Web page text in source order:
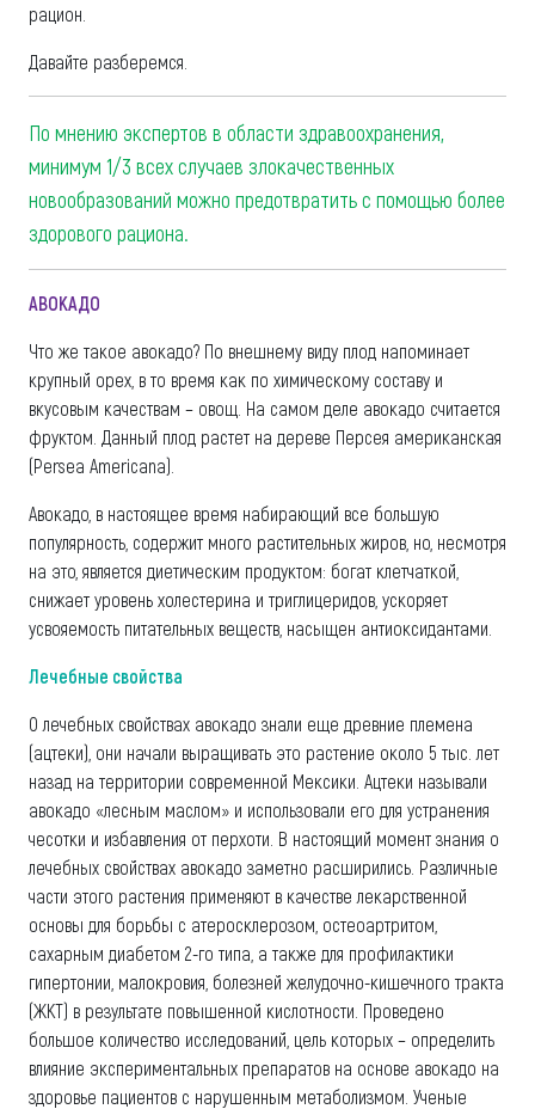
рацион.
Давайте разберемся.
По мнению экспертов в области здравоохранения,
минимум 1/3 всех случаев злокачественных
новообразований можно предотвратить с помощью более
здорового рациона.
АВОКАДО
Что же такое авокадо? По внешнему виду плод напоминает
крупный орех, в то время как по химическому составу и
вкусовым качествам – овощ. На самом деле авокадо считается
фруктом. Данный плод растет на дереве Персея американская
(Persea Americana).
Авокадо, в настоящее время набирающий все большую
популярность, содержит много растительных жиров, но, несмотря
на это, является диетическим продуктом: богат клетчаткой,
снижает уровень холестерина и триглицеридов, ускоряет
усвояемость питательных веществ, насыщен антиоксидантами.
Лечебные свойства
О лечебных свойствах авокадо знали еще древние племена
(ацтеки), они начали выращивать это растение около 5 тыс. лет
назад на территории современной Мексики. Ацтеки называли
авокадо «лесным маслом» и использовали его для устранения
чесотки и избавления от перхоти. В настоящий момент знания о
лечебных свойствах авокадо заметно расширились. Различные
части этого растения применяют в качестве лекарственной
основы для борьбы с атеросклерозом, остеоартритом,
сахарным диабетом 2-го типа, а также для профилактики
гипертонии, малокровия, болезней желудочно-кишечного тракта
(ЖКТ) в результате повышенной кислотности. Проведено
большое количество исследований, цель которых – определить
влияние экспериментальных препаратов на основе авокадо на
здоровье пациентов с нарушенным метаболизмом. Ученые